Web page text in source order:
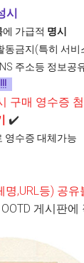
시
에 가급적 명시
동금지(특히 서비
주소등 정보공
구매 영수증
✔️
영수증 대체가능
,URL등) 공유
게시판에